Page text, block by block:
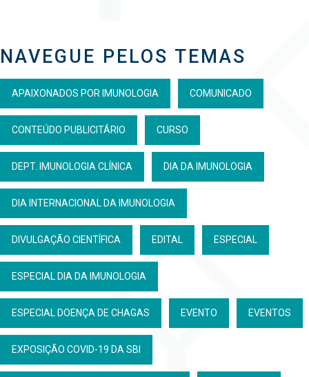
NAVEGUE PELOS TEMAS
APAIXONADOS POR IMUNOLOGIA COMUNICADO
CONTEÚDO PUBLICITÁRIO CURSO
DEPT. IMUNOLOGIA CLÍNICA DIA DA IMUNOLOGIA
DIA INTERNACIONAL DA IMUNOLOGIA
DIVULGAÇÃO CIENTÍFICA EDITAL ESPECIAL
ESPECIAL DIA DA IMUNOLOGIA
ESPECIAL DOENÇA DE CHAGAS EVENTO EVENTOS
EXPOSIÇÃO COVID-19 DA SBI